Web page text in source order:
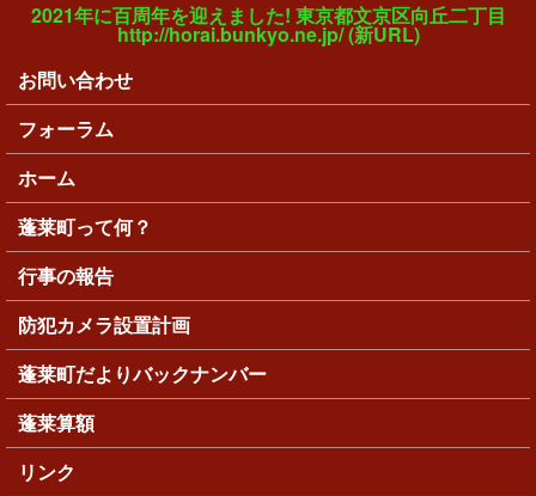
2021年に百周年を迎えました! 東京都文京区向丘二丁目
http://horai.bunkyo.ne.jp/ (新URL)
メインメニュー
お問い合わせ
フォーラム
ホーム
蓬莱町って何？
行事の報告
防犯カメラ設置計画
蓬莱町だよりバックナンバー
蓬莱算額
リンク